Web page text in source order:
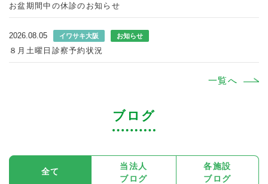
お盆期間中の休診のお知らせ
2026.08.05 イワサキ大阪 お知らせ
８月土曜日診察予約状況
一覧へ
ブログ
全て
当法⼈
ブログ
各施設
ブログ